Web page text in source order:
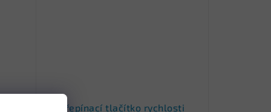
Přepínací tlačítko rychlosti